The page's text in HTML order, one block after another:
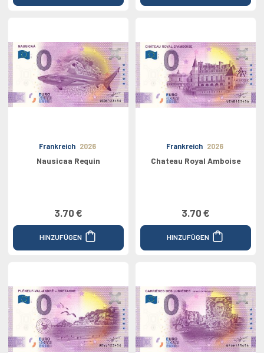
Frankreich 2026
Nausicaa Requin
3.70 €
HINZUFÜGEN
Frankreich 2026
Chateau Royal Amboise
3.70 €
HINZUFÜGEN